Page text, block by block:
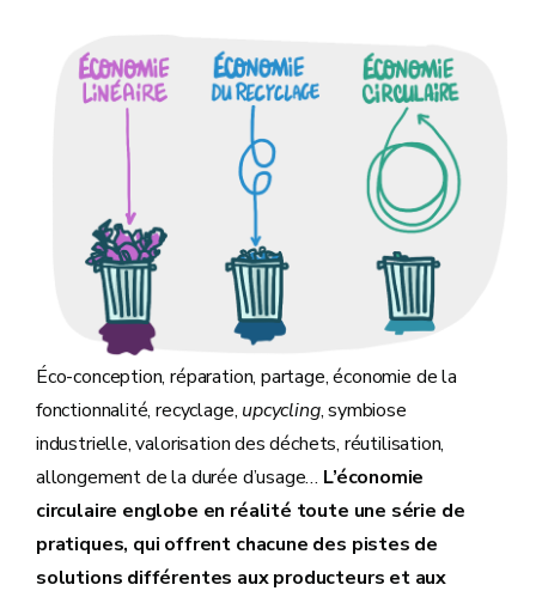
Éco-conception, réparation, partage, économie de la
fonctionnalité, recyclage, upcycling, symbiose
industrielle, valorisation des déchets, réutilisation,
allongement de la durée d’usage… L’économie
circulaire englobe en réalité toute une série de
pratiques, qui offrent chacune des pistes de
solutions différentes aux producteurs et aux